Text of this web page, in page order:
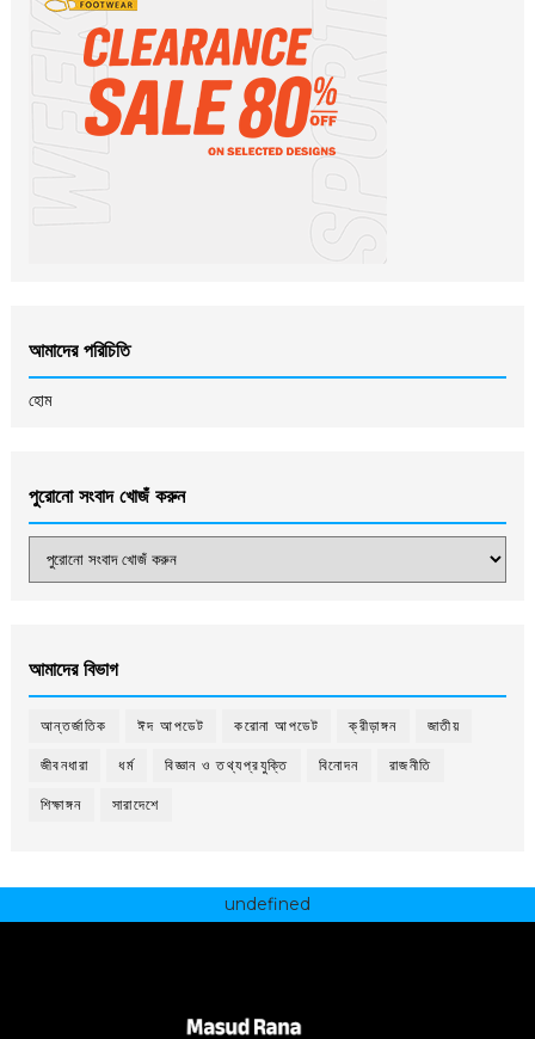
আমাদের পরিচিতি
হোম
পুরোনো সংবাদ খোজঁ করুন
আমাদের বিভাগ
আন্তর্জাতিক ঈদ আপডেট করোনা আপডেট ক্রীড়াঙ্গন জাতীয়
জীবনধারা ধর্ম বিজ্ঞান ও তথ্যপ্রযুক্তি বিনোদন রাজনীতি
শিক্ষাঙ্গন সারাদেশে
undefined